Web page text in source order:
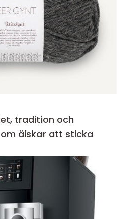
älskar att sticka